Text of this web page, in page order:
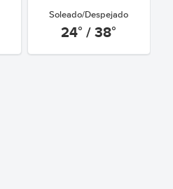
Soleado/Despejado
24° / 38°